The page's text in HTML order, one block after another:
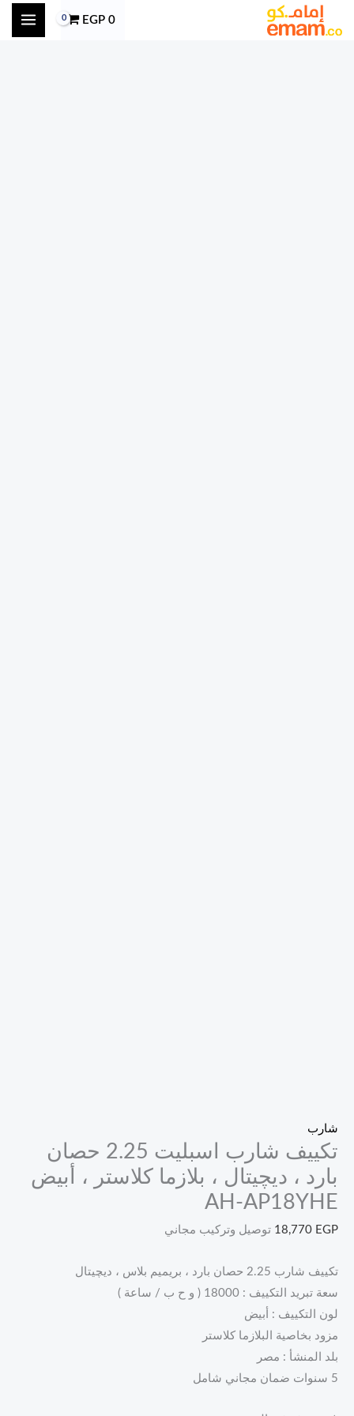
إلى
0
EGP
شارب
تكييف شارب اسبليت 2.25 حصان
بارد ، ديچيتال ، بلازما كلاستر ، أبيض
AH-AP18YHE
18,770 EGP توصيل وتركيب مجاني
تكييف شارب 2.25 حصان بارد ، بريميم بلاس ، ديچيتال
سعة تبريد التكييف : 18000 ( و ح ب / ساعة )
لون التكييف : أبيض
مزود بخاصية البلازما كلاستر
بلد المنشأ : مصر
5 سنوات ضمان مجاني شامل